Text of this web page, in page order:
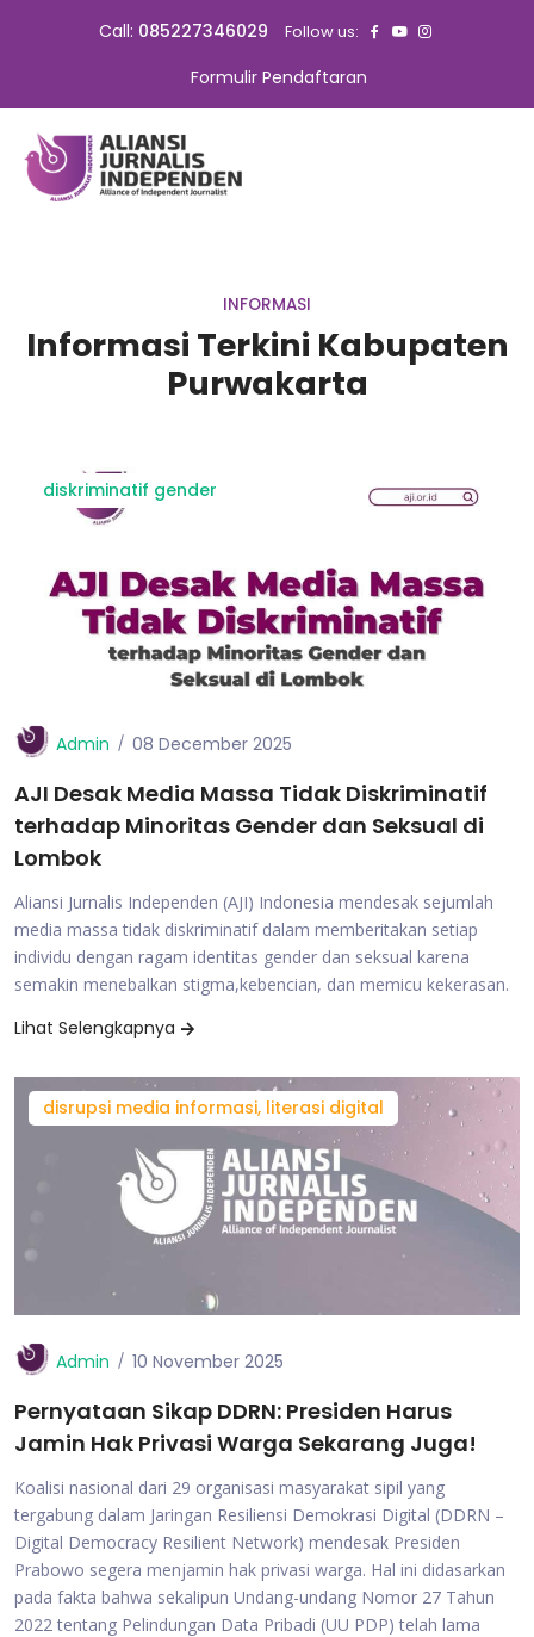
Call: 085227346029 Follow us:
Formulir Pendaftaran
INFORMASI
Informasi Terkini Kabupaten
Purwakarta
diskriminatif gender
Admin 08 December 2025
AJI Desak Media Massa Tidak Diskriminatif
terhadap Minoritas Gender dan Seksual di
Lombok
Aliansi Jurnalis Independen (AJI) Indonesia mendesak sejumlah
media massa tidak diskriminatif dalam memberitakan setiap
individu dengan ragam identitas gender dan seksual karena
semakin menebalkan stigma,kebencian, dan memicu kekerasan.
Lihat Selengkapnya
disrupsi media informasi, literasi digital
Admin 10 November 2025
Pernyataan Sikap DDRN: Presiden Harus
Jamin Hak Privasi Warga Sekarang Juga!
Koalisi nasional dari 29 organisasi masyarakat sipil yang
tergabung dalam Jaringan Resiliensi Demokrasi Digital (DDRN –
Digital Democracy Resilient Network) mendesak Presiden
Prabowo segera menjamin hak privasi warga. Hal ini didasarkan
pada fakta bahwa sekalipun Undang-undang Nomor 27 Tahun
2022 tentang Pelindungan Data Pribadi (UU PDP) telah lama